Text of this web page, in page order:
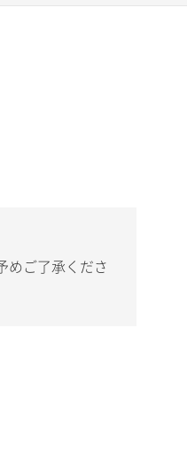
めご了承くださ